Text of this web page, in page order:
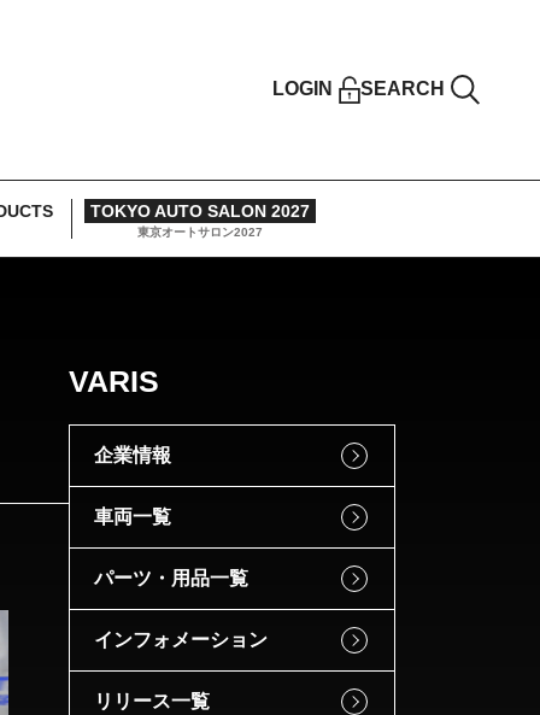
LOGIN SEARCH
TOKYO AUTO SALON 2027
東京オートサロン2027
VARIS
企業情報
車両一覧
パーツ・用品一覧
インフォメーション
リリース一覧